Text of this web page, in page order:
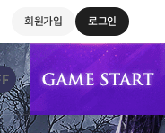
회원가입 로그인